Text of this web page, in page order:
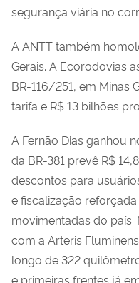
segurança viária no
A ANTT também
Gerais. A Ecorodovias
BR-116/251, em Minas
tarifa e R$ 13 bilhões
A Fernão Dias ganhou
da BR-381 prevê R$
descontos para
e fiscalização
movimentadas do
com a Arteris
longo de 322
e primeiras frentes já